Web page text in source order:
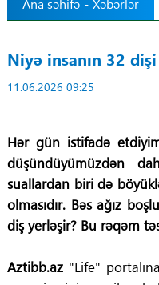
Ana səhifə - Xəbərlər
Niyə insanın 32
11.06.2026 09:25
Hər gün istifadə
düşündüyümüzdən
suallardan biri də
olmasıdır. Bəs ağız
diş yerləşir? Bu rəqəm
Aztibb.az"Life"
Regionlar
Gündəm
Tibbi maarifləndirmə
Mühüm hadisələr
COVID-19